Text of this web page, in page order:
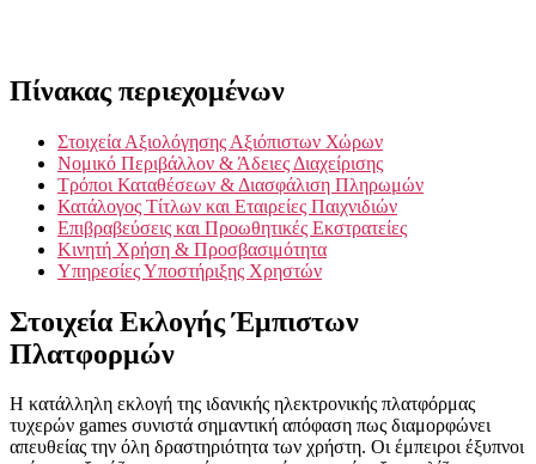
Πίνακας περιεχομένων
Στοιχεία Αξιολόγησης Αξιόπιστων Χώρων
Νομικό Περιβάλλον & Άδειες Διαχείρισης
Τρόποι Καταθέσεων & Διασφάλιση Πληρωμών
Κατάλογος Τίτλων και Εταιρείες Παιχνιδιών
Επιβραβεύσεις και Προωθητικές Εκστρατείες
Κινητή Χρήση & Προσβασιμότητα
Υπηρεσίες Υποστήριξης Χρηστών
Στοιχεία Εκλογής Έμπιστων
Πλατφορμών
Η κατάλληλη εκλογή της ιδανικής ηλεκτρονικής πλατφόρμας
τυχερών games συνιστά σημαντική απόφαση πως διαμορφώνει
απευθείας την όλη δραστηριότητα των χρήστη. Οι έμπειροι έξυπνοι